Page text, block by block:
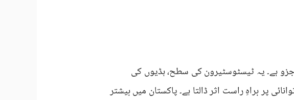
ہے۔ یہ ٹیسٹوسٹیرون کی سطح، ہڈیوں کی
پر براہِ راست اثر ڈالتا ہے۔ پاکستان میں بیشتر